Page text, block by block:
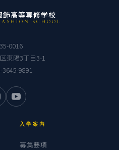
飾高等専修学校
SCHOOL
0016
東陽3丁目3-1
3645-9891
入学案内
募集要項